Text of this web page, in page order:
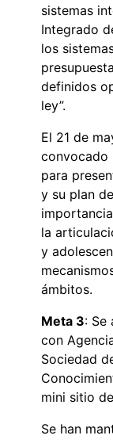
sistemas
Integrado
los
definidos
ley”.
El 21 de
convocado
para
y su plan
la
y
ámbitos.
Meta 3: Se
con
Sociedad
mini sitio
Se han